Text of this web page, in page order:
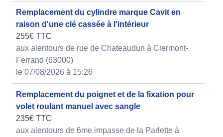
Remplacement du cylindre marque Cavit en
raison d'une clé cassée à l'intérieur
255€ TTC
aux alentours de rue de Chateaudun à Clermont-
Ferrand (63000)
le 07/08/2026 à 15:26
Remplacement du poignet et de la fixation pour
volet roulant manuel avec sangle
235€ TTC
aux alentours de 6me impasse de la Parlette à